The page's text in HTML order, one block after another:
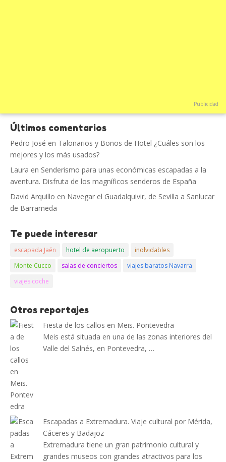
Publicidad
Últimos comentarios
Pedro José en Talonarios y Bonos de Hotel ¿Cuáles son los
mejores y los más usados?
Laura en Senderismo para unas económicas escapadas a la
aventura. Disfruta de los magníficos senderos de España
David Arquillo en Navegar el Guadalquivir, de Sevilla a Sanlucar
de Barrameda
Te puede interesar
escapada Jaén hotel de aeropuerto
inolvidables
Monte Cucco
salas de conciertos
viajes baratos Navarra
viajes coche
Otros reportajes
Fiesta de los callos en Meis. Pontevedra
Meis está situada en una de las zonas interiores del
Valle del Salnés, en Pontevedra, …
Escapadas a Extremadura. Viaje cultural por Mérida,
Cáceres y Badajoz
Extremadura tiene un gran patrimonio cultural y
grandes museos con grandes atractivos para los